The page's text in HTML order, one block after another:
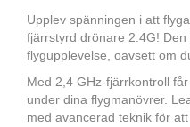
Upplev spänningen i att
fjärrstyrd drönare 2.4G!
flygupplevelse, oavsett om
Med 2,4 GHz-fjärrkontroll
under dina flygmanövrer.
med avancerad teknik för